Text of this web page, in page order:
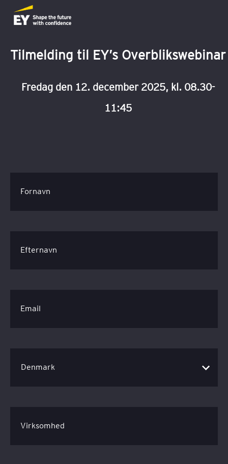
Tilmelding til EY’s Overblikswebinar
Fredag den 12. december 2025, kl. 08.30-
11:45
Fornavn
Efternavn
Email
Virksomhed